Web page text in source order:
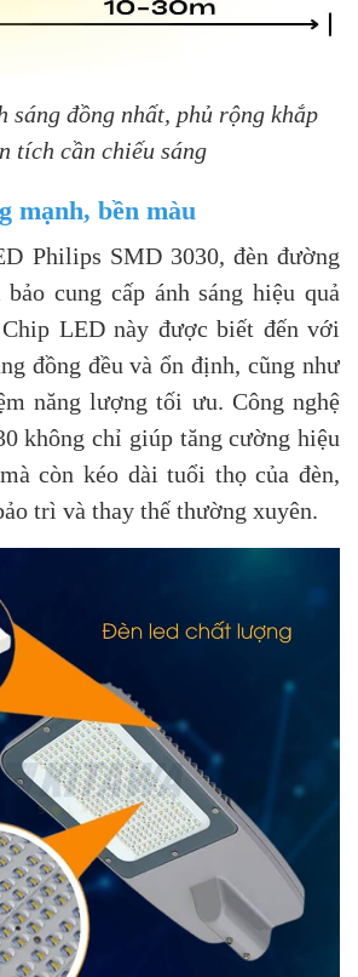
sáng đồng nhất, phủ rộng khắp
tích cần chiếu sáng
mạnh, bền màu
Philips SMD 3030, đèn đường
cung cấp ánh sáng hiệu quả
LED này được biết đến với
đồng đều và ổn định, cũng như
năng lượng tối ưu. Công nghệ
không chỉ giúp tăng cường hiệu
còn kéo dài tuổi thọ của đèn,
trì và thay thế thường xuyên.